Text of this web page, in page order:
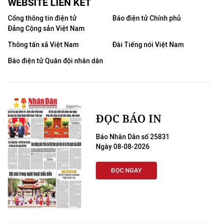
WEBSITE LIÊN KẾT
Cổng thông tin điện tử
Đảng Cộng sản Việt Nam
Báo điện tử Chính phủ
Thông tấn xã Việt Nam
Đài Tiếng nói Việt Nam
Báo điện tử Quân đội nhân dân
ĐỌC BÁO IN
Báo Nhân Dân số 25831
Ngày 08-08-2026
ĐỌC NGAY